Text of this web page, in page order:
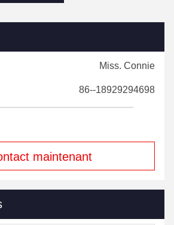
Miss. Connie
86--18929294698
maintenant